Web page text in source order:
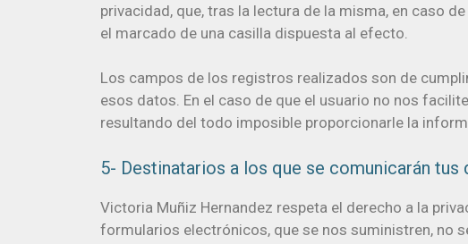
privacidad, que, tras la lectura de la misma, en caso
el marcado de una casilla dispuesta al efecto.
Los campos de los registros realizados son de
esos datos. En el caso de que el usuario no nos
resultando del todo imposible proporcionarle la
5- Destinatarios a los que se comunicarán tus
Victoria Muñiz Hernandez respeta el derecho a la
formularios electrónicos, que se nos suministren, no